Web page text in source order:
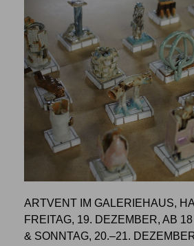
ARTVENT IM GALERIEHAUS,
FREITAG, 19. DEZEMBER, AB
& SONNTAG, 20.–21.